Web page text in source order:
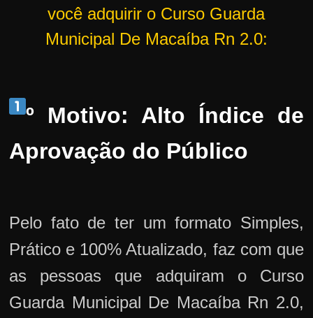
você adquirir o Curso Guarda
Municipal De Macaíba Rn 2.0:
º Motivo: Alto Índice de
Aprovação do Público
Pelo fato de ter um formato Simples,
Prático e 100% Atualizado, faz com que
as pessoas que adquiram o Curso
Guarda Municipal De Macaíba Rn 2.0,